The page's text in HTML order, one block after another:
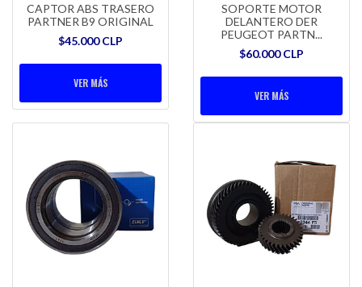
CAPTOR ABS TRASERO
PARTNER B9 ORIGINAL
$45.000 CLP
VER MÁS
SOPORTE MOTOR
DELANTERO DER
PEUGEOT PARTN...
$60.000 CLP
VER MÁS